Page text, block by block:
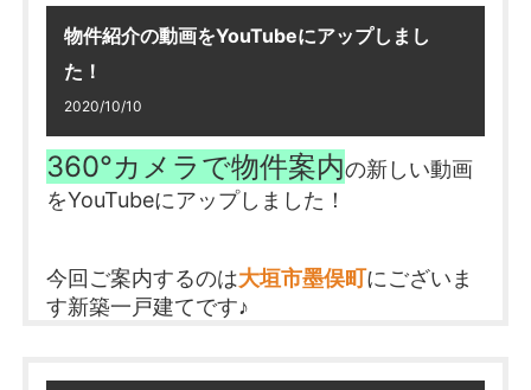
生配信ではスペシャルゲストの
もいらっしゃいます♪
ぜひご参加くださいませ
インスタグラムも投稿しています！
@shineifudousan でチェック♪
物件の詳細はコチラ
随時更新しています！
チャンネル登録よろしくお願い致します
物件紹介の動画をYouTubeにアップしまし
た！
2020/10/10
360°カメラで物件案内の新しい動画
をYouTubeにアップしました！
今回ご案内するのは大垣市墨俣町にございま
す新築一戸建てです♪